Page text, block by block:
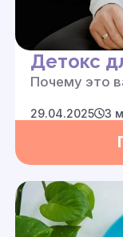
Детокс
Почему это
29.04.2025 3